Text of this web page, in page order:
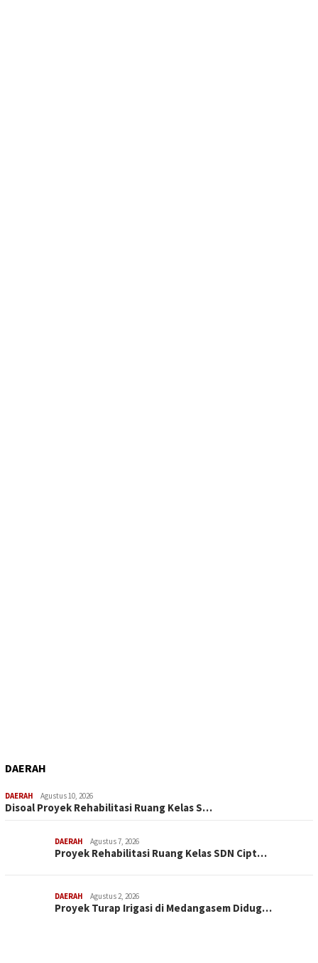
DAERAH
DAERAH Agustus 10, 2026
Disoal Proyek Rehabilitasi Ruang Kelas S…
DAERAH Agustus 7, 2026
Proyek Rehabilitasi Ruang Kelas SDN Cipt…
DAERAH Agustus 2, 2026
Proyek Turap Irigasi di Medangasem Didug…